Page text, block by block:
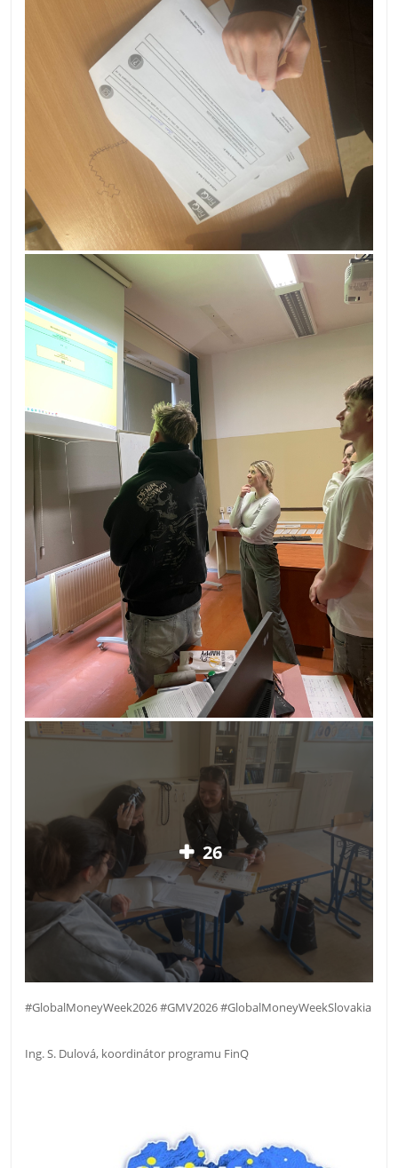
26
#GlobalMoneyWeek2026 #GMV2026 #GlobalMoneyWeekSlovakia
Ing. S. Dulová, koordinátor programu FinQ